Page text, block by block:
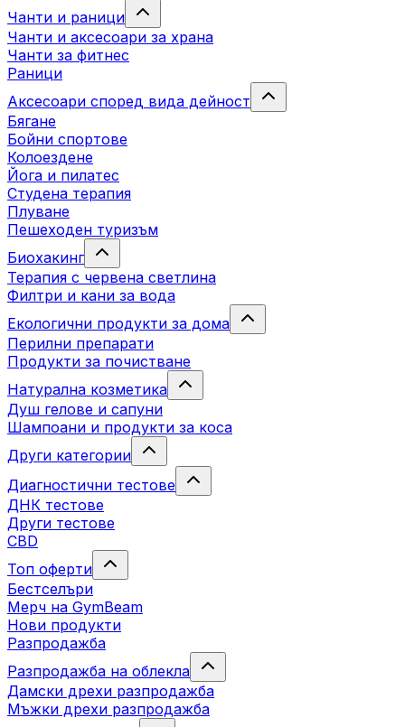
Чанти и раници
Чанти и аксесоари за храна
Чанти за фитнес
Раници
Аксесоари според вида дейност
Бягане
Бойни спортове
Колоездене
Йога и пилатес
Студена терапия
Плуване
Пешеходен туризъм
Биохакинг
Терапия с червена светлина
Филтри и кани за вода
Екологични продукти за дома
Перилни препарати
Продукти за почистване
Натурална козметика
Душ гелове и сапуни
Шампоани и продукти за коса
Други категории
Диагностични тестове
ДНК тестове
Други тестове
CBD
Топ оферти
Бестселъри
Мерч на GymBeam
Нови продукти
Разпродажба
Разпродажба на облекла
Дамски дрехи разпродажба
Мъжки дрехи разпродажба